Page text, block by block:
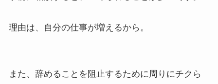
理由は、自分の仕事が増えるから。
また、辞めることを阻止するために周りにチクら